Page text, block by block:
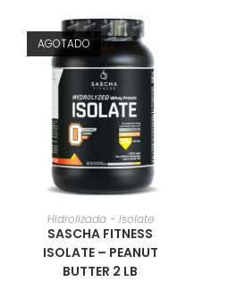
AGOTADO
AÑADIR AL CARRITO
Hidrolizada - Isolate
SASCHA FITNESS
ISOLATE – PEANUT
BUTTER 2 LB